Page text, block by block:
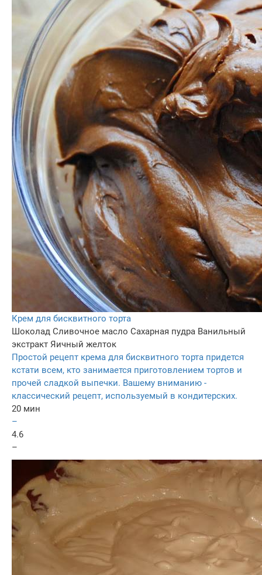
Крем для бисквитного торта
Шоколад Сливочное масло Сахарная пудра Ванильный
экстракт Яичный желток
Простой рецепт крема для бисквитного торта придется
кстати всем, кто занимается приготовлением тортов и
прочей сладкой выпечки. Вашему вниманию -
классический рецепт, используемый в кондитерских.
20 мин
–
4.6
–